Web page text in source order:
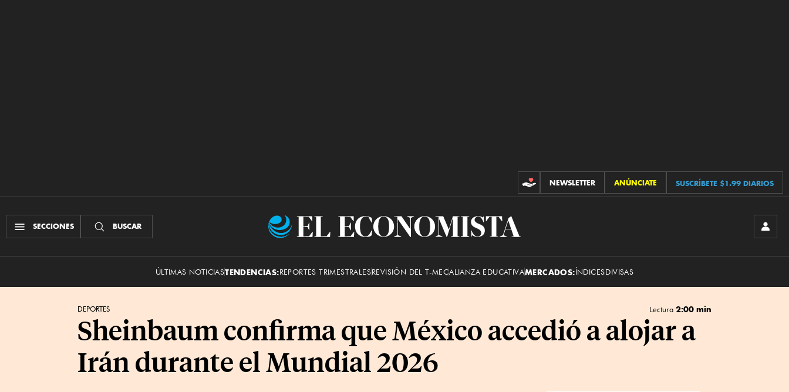
CONTRIBUCIONES
NEWSLETTER ANÚNCIATE SUSCRÍBETE $1.99 DIARIOS
SECCIONES BUSCAR
El
ÚLTIMAS NOTICIASTENDENCIAS:REPORTES TRIMESTRALESREVISIÓN DEL T-MECALIANZA EDUCATIVAMERCADOS:ÍNDICESDIVISAS
DEPORTES Lectura 2:00 min
Sheinbaum confirma que México accedió a alojar a
Irán durante el Mundial 2026